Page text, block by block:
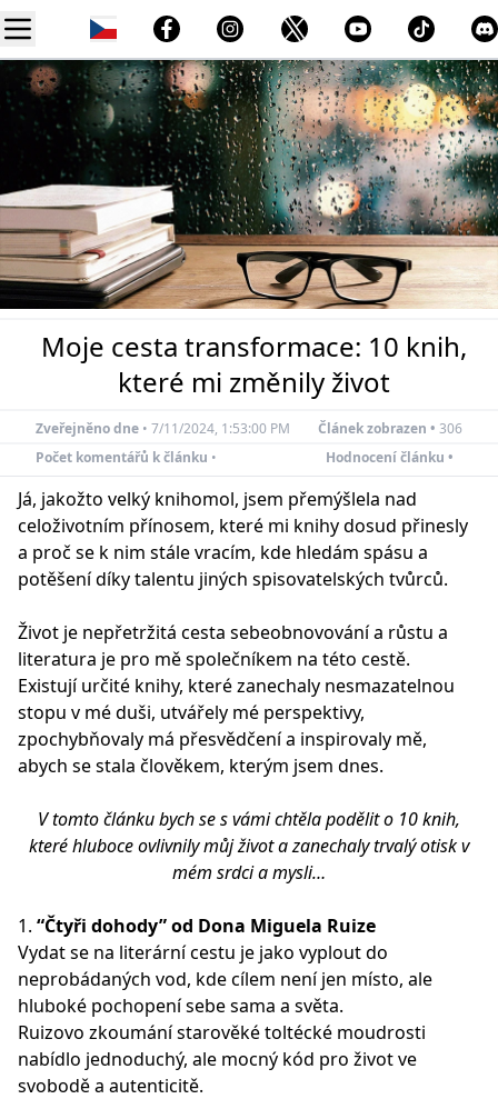
Moje cesta transformace: 10 knih,
které mi změnily život
Zveřejněno dne • 7/11/2024, 1:53:00 PM Článek zobrazen • 306
Počet komentářů k článku • Hodnocení článku •
Já, jakožto velký knihomol, jsem přemýšlela nad
celoživotním přínosem, které mi knihy dosud přinesly
a proč se k nim stále vracím, kde hledám spásu a
potěšení díky talentu jiných spisovatelských tvůrců.
Život je nepřetržitá cesta sebeobnovování a růstu a
literatura je pro mě společníkem na této cestě.
Existují určité knihy, které zanechaly nesmazatelnou
stopu v mé duši, utvářely mé perspektivy,
zpochybňovaly má přesvědčení a inspirovaly mě,
abych se stala člověkem, kterým jsem dnes.
V tomto článku bych se s vámi chtěla podělit o 10 knih,
které hluboce ovlivnily můj život a zanechaly trvalý otisk v
mém srdci a mysli…
1. “Čtyři dohody” od Dona Miguela Ruize
Vydat se na literární cestu je jako vyplout do
neprobádaných vod, kde cílem není jen místo, ale
hluboké pochopení sebe sama a světa.
Ruizovo zkoumání starověké toltécké moudrosti
nabídlo jednoduchý, ale mocný kód pro život ve
svobodě a autenticitě.